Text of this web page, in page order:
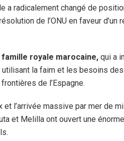
a radicalement changé de
de l’ONU en faveur d’un
famille royale marocaine, qui a
la faim et les besoins
de l’Espagne.
et l’arrivée massive par mer de
et Melilla ont ouvert une